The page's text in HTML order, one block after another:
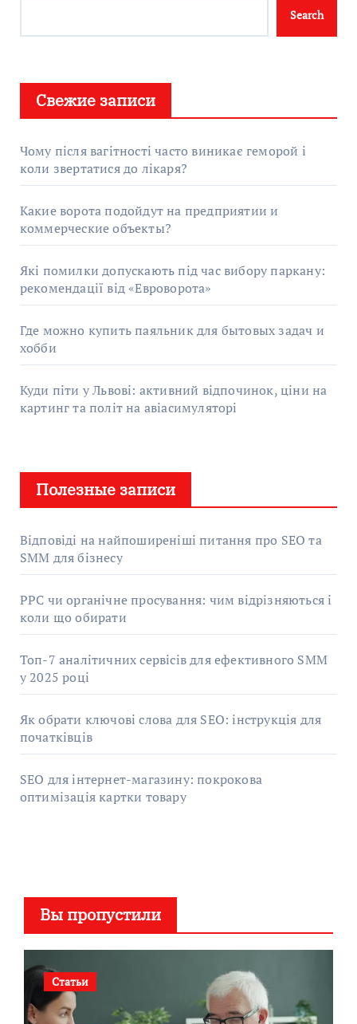
Search
Свежие записи
Чому після вагітності часто виникає геморой і
коли звертатися до лікаря?
Какие ворота подойдут на предприятии и
коммерческие объекты?
Які помилки допускають під час вибору паркану:
рекомендації від «Евроворота»
Где можно купить паяльник для бытовых задач и
хобби
Куди піти у Львові: активний відпочинок, ціни на
картинг та політ на авіасимуляторі
Полезные записи
Відповіді на найпоширеніші питання про SEO та
SMM для бізнесу
PPC чи органічне просування: чим відрізняються і
коли що обирати
Топ-7 аналітичних сервісів для ефективного SMM
у 2025 році
Як обрати ключові слова для SEO: інструкція для
початківців
SEO для інтернет-магазину: покрокова
оптимізація картки товару
Вы пропустили
Статьи